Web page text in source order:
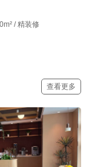
/ 精装修
查看更多